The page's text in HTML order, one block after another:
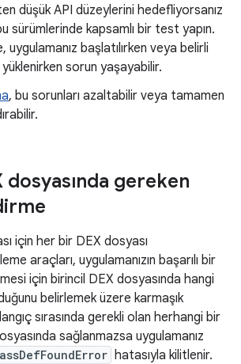
düşük API düzeylerini hedefliyorsanız
sürümlerinde kapsamlı bir test yapın.
uygulamanız başlatılırken veya belirli
yüklenirken sorun yaşayabilir.
, bu sorunları azaltabilir veya tamamen
dosyasında gereken
için her bir DEX dosyası
araçları, uygulamanızın başarılı bir
için birincil DEX dosyasında hangi
belirlemek üzere karmaşık
sırasında gerekli olan herhangi bir
sağlanmazsa uygulamanız
hatasıyla kilitlenir.